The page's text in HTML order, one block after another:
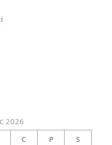
2026
C P
S